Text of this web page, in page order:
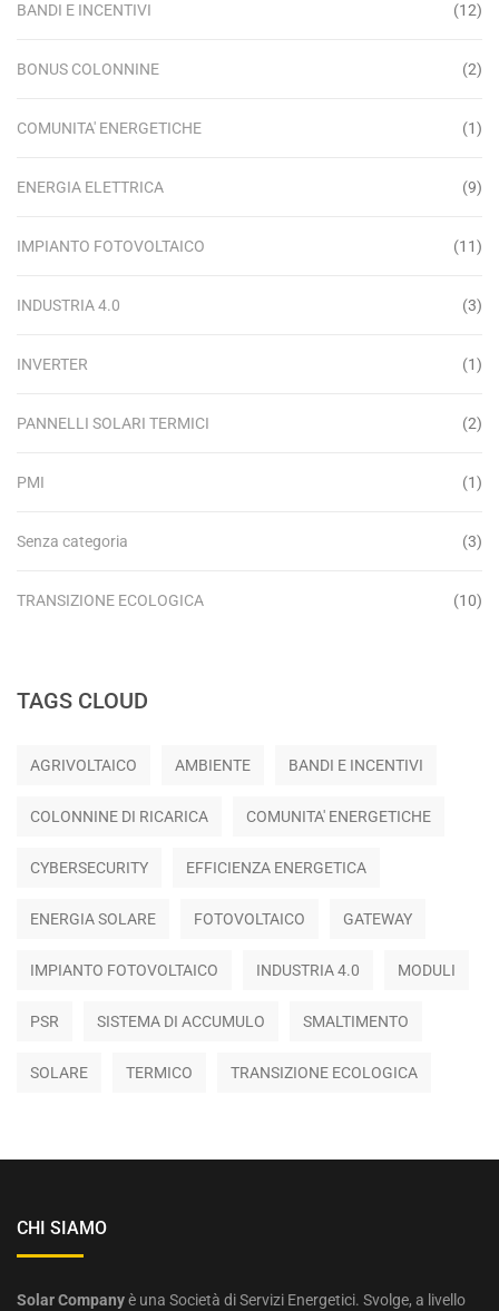
BANDI E INCENTIVI (12)
BONUS COLONNINE (2)
COMUNITA' ENERGETICHE (1)
ENERGIA ELETTRICA (9)
IMPIANTO FOTOVOLTAICO (11)
INDUSTRIA 4.0 (3)
INVERTER (1)
PANNELLI SOLARI TERMICI (2)
PMI (1)
Senza categoria (3)
TRANSIZIONE ECOLOGICA (10)
TAGS CLOUD
AGRIVOLTAICO AMBIENTE BANDI E INCENTIVI
COLONNINE DI RICARICA COMUNITA' ENERGETICHE
CYBERSECURITY EFFICIENZA ENERGETICA
ENERGIA SOLARE FOTOVOLTAICO GATEWAY
IMPIANTO FOTOVOLTAICO INDUSTRIA 4.0 MODULI
PSR SISTEMA DI ACCUMULO SMALTIMENTO
SOLARE TERMICO TRANSIZIONE ECOLOGICA
CHI SIAMO
Solar Companyè una Società di Servizi Energetici. Svolge, a livello